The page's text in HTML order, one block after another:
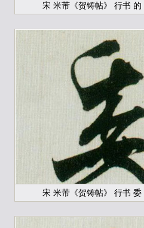
宋 米芾《贺铸帖》 行书 的
宋 米芾《贺铸帖》 行书 委